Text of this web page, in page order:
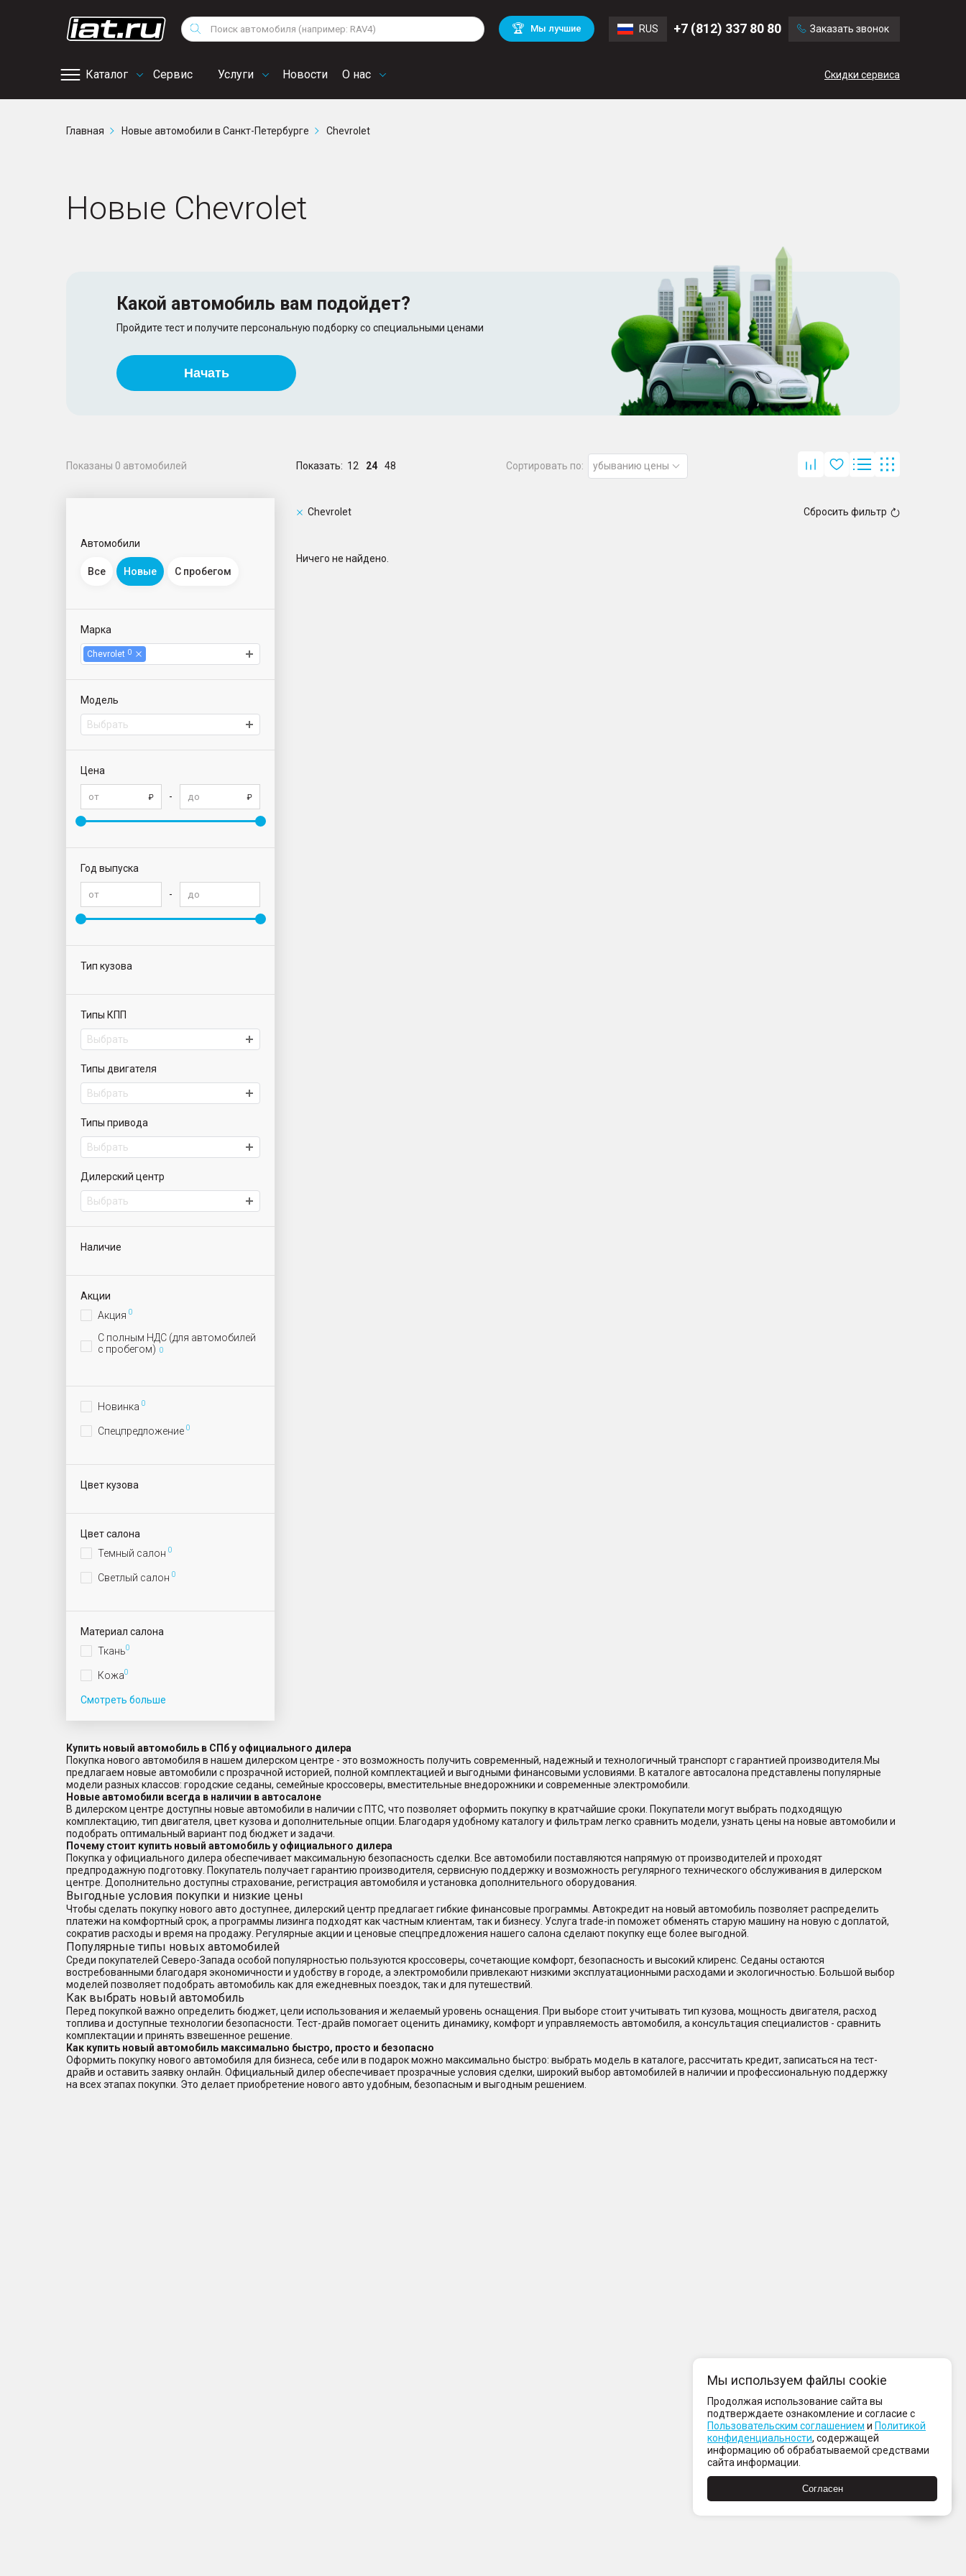
Поиск 🏆 Мы лучшие RUS +7 (812) 337 80 80 Заказать звонок
Каталог Сервис
сервис
Услуги Новости О нас Скидки сервиса
Снегоходы
Квадроциклы
Volkswagen
Mitsubishi BMW
Audi
Mercedes Benz Volvo
Главная Новые автомобили в Санкт-Петербурге Chevrolet
Новые Chevrolet
Какой автомобиль вам подойдет?
Пройдите тест и получите персональную подборку со специальными ценами
Начать
Показаны 0 автомобилей
Автомобили
Все Новые С пробегом
Марка
Chevrolet 0
Модель
Выбрать
Цена
-
Год выпуска
-
Тип кузова
Типы КПП
Выбрать
Типы двигателя
Выбрать
Типы привода
Выбрать
Дилерский центр
Выбрать
Наличие
Акции
Акция 0
С полным НДС (для автомобилей
с пробегом) 0
Новинка 0
Спецпредложение 0
Цвет кузова
Цвет салона
Темный салон 0
Светлый салон 0
Материал салона
Ткань0
Кожа0
Смотреть больше
Показать: 12 24 48 Сортировать по: убыванию цены
Chevrolet Сбросить фильтр
Ничего не найдено.
Купить новый автомобиль в СПб у официального дилера
Покупка нового автомобиля в нашем дилерском центре - это возможность получить современный, надежный и технологичный транспорт с гарантией производителя.Мы
предлагаем новые автомобили с прозрачной историей, полной комплектацией и выгодными финансовыми условиями. В каталоге автосалона представлены популярные
модели разных классов: городские седаны, семейные кроссоверы, вместительные внедорожники и современные электромобили.
Новые автомобили всегда в наличии в автосалоне
В дилерском центре доступны новые автомобили в наличии с ПТС, что позволяет оформить покупку в кратчайшие сроки. Покупатели могут выбрать подходящую
комплектацию, тип двигателя, цвет кузова и дополнительные опции. Благодаря удобному каталогу и фильтрам легко сравнить модели, узнать цены на новые автомобили и
подобрать оптимальный вариант под бюджет и задачи.
Почему стоит купить новый автомобиль у официального дилера
Покупка у официального дилера обеспечивает максимальную безопасность сделки. Все автомобили поставляются напрямую от производителей и проходят
предпродажную подготовку. Покупатель получает гарантию производителя, сервисную поддержку и возможность регулярного технического обслуживания в дилерском
центре. Дополнительно доступны страхование, регистрация автомобиля и установка дополнительного оборудования.
Выгодные условия покупки и низкие цены
Чтобы сделать покупку нового авто доступнее, дилерский центр предлагает гибкие финансовые программы. Автокредит на новый автомобиль позволяет распределить
платежи на комфортный срок, а программы лизинга подходят как частным клиентам, так и бизнесу. Услуга trade-in поможет обменять старую машину на новую с доплатой,
сократив расходы и время на продажу. Регулярные акции и ценовые спецпредложения нашего салона сделают покупку еще более выгодной.
Популярные типы новых автомобилей
Среди покупателей Северо-Запада особой популярностью пользуются кроссоверы, сочетающие комфорт, безопасность и высокий клиренс. Седаны остаются
востребованными благодаря экономичности и удобству в городе, а электромобили привлекают низкими эксплуатационными расходами и экологичностью. Большой выбор
моделей позволяет подобрать автомобиль как для ежедневных поездок, так и для путешествий.
Как выбрать новый автомобиль
Перед покупкой важно определить бюджет, цели использования и желаемый уровень оснащения. При выборе стоит учитывать тип кузова, мощность двигателя, расход
топлива и доступные технологии безопасности. Тест-драйв помогает оценить динамику, комфорт и управляемость автомобиля, а консультация специалистов - сравнить
комплектации и принять взвешенное решение.
Как купить новый автомобиль максимально быстро, просто и безопасно
Оформить покупку нового автомобиля для бизнеса, себе или в подарок можно максимально быстро: выбрать модель в каталоге, рассчитать кредит, записаться на тест-
драйв и оставить заявку онлайн. Официальный дилер обеспечивает прозрачные условия сделки, широкий выбор автомобилей в наличии и профессиональную поддержку
на всех этапах покупки. Это делает приобретение нового авто удобным, безопасным и выгодным решением.
Мы используем файлы cookie
Продолжая использование сайта вы
подтверждаете ознакомление и согласие с
Пользовательским соглашением и Политикой
конфиденциальности, содержащей
информацию об обрабатываемой средствами
сайта информации.
Согласен